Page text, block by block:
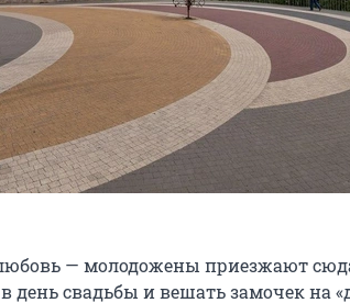
— молодожены приезжают
день свадьбы и вешать замочек на